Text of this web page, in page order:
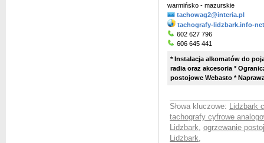
warmińsko - mazurskie
tachowag2@interia.pl
tachografy-lidzbark.info-
602 627 796
606 645 441
* Instalacja alkomatów do
radia oraz akcesoria *
postojowe Webasto *
Słowa kluczowe: Lidzbark
tachografy cyfrowe
Lidzbark, ogrzewanie
Lidzbark,